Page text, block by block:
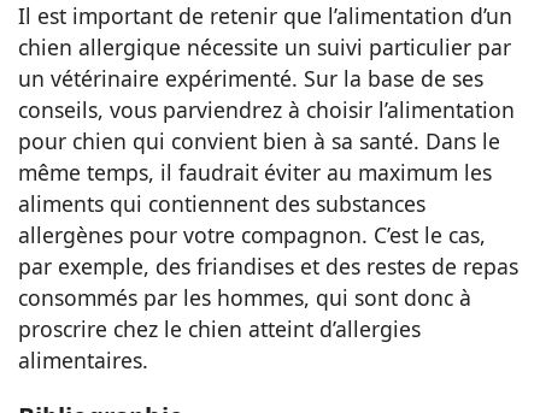
Il est important de retenir que l’alimentation d’un
chien allergique nécessite un suivi particulier par
un vétérinaire expérimenté. Sur la base de ses
conseils, vous parviendrez à choisir l’alimentation
pour chien qui convient bien à sa santé. Dans le
même temps, il faudrait éviter au maximum les
aliments qui contiennent des substances
allergènes pour votre compagnon. C’est le cas,
par exemple, des friandises et des restes de repas
consommés par les hommes, qui sont donc à
proscrire chez le chien atteint d’allergies
alimentaires.